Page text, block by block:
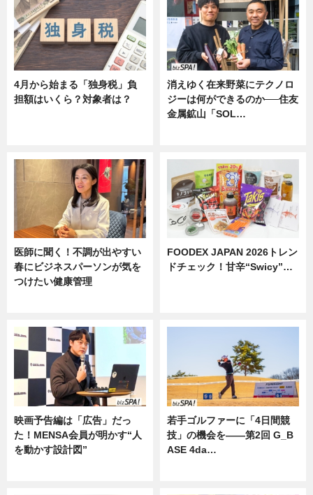
4月から始まる「独身税」負
担額はいくら？対象者は？
消えゆく在来野菜にテクノロ
ジーは何ができるのか──住友
金属鉱山「SOL…
医師に聞く！不調が出やすい
春にビジネスパーソンが気を
つけたい健康管理
FOODEX JAPAN 2026トレン
ドチェック！甘辛“Swicy”…
映画予告編は「広告」だっ
た！MENSA会員が明かす“人
を動かす設計図”
若手ゴルファーに「4日間競
技」の機会を——第2回 G_B
ASE 4da…